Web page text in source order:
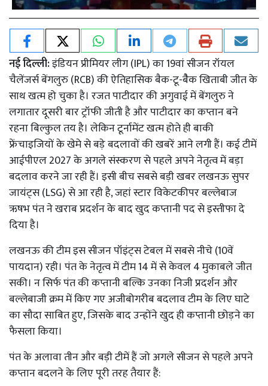
नई दिल्ली:इंडियन प्रीमियर लीग (IPL) का 19वां सीजन रॉयल
चैलेंजर्स बेंगलुरु (RCB) की ऐतिहासिक बैक-टू-बैैक खिताबी जीत के
साथ खत्म हो चुका है। रजत पाटीदार की अगुवाई में बेंगलुरु ने
लगातार दूसरी बार ट्रॉफी जीती है और पाटीदार का कप्तान बने
रहना बिल्कुल तय है। लेकिन टूर्नामेंट खत्म होते ही बाकी
फ्रेंचाइजियों के खेमे से बड़े बदलावों की खबरें आने लगी हैं। कई टीमें
आईपीएल 2027 के अगले संस्करण से पहले अपने नेतृत्व में बड़ा
बदलाव करने जा रही हैं। इसी बीच सबसे बड़ी खबर लखनऊ सुपर
जायंट्स (LSG) से आ रही है, जहां स्टार विकेटकीपर बल्लेबाज
ऋषभ पंत ने खराब प्रदर्शन के बाद खुद कप्तानी पद से इस्तीफा दे
दिया है।
लखनऊ की टीम इस सीजन पॉइंट्स टेबल में सबसे नीचे (10वें
पायदान) रही। पंत के नेतृत्व में टीम 14 में से केवल 4 मुकाबले जीत
सकी। न सिर्फ पंत की कप्तानी बल्कि उनका निजी प्रदर्शन और
बल्लेबाजी क्रम में किए गए अजीबोगरीब बदलाव टीम के लिए घाटे
का सौदा साबित हुए, जिसके बाद उन्होंने खुद ही कप्तानी छोड़ने का
फैसला किया।
पंत के अलावा तीन और बड़ी टीमें हैं जो अगले सीजन से पहले अपने
कप्तान बदलने के लिए पूरी तरह तैयार हैं: